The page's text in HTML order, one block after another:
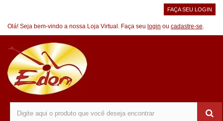
FAÇA SEU LOGIN
Olá! Seja bem-vindo a nossa Loja Virtual. Faça seu login ou cadastre-se.